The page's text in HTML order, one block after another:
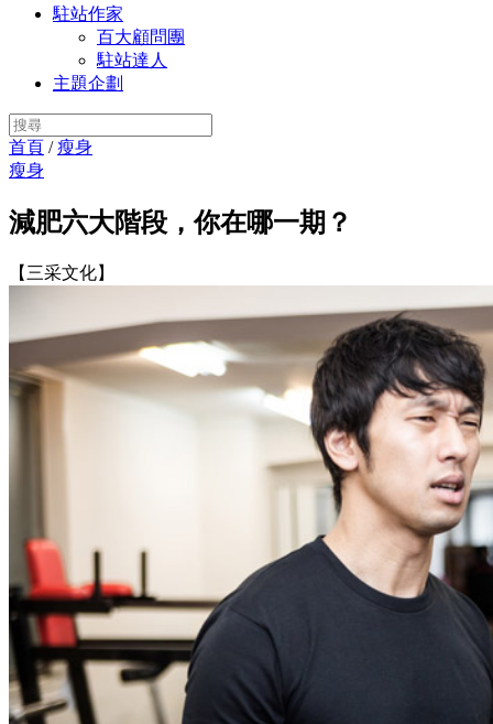
駐站作家
百大顧問團
駐站達人
主題企劃
首頁 /瘦身
瘦身
減肥六大階段，你在哪一期？
【三采文化】